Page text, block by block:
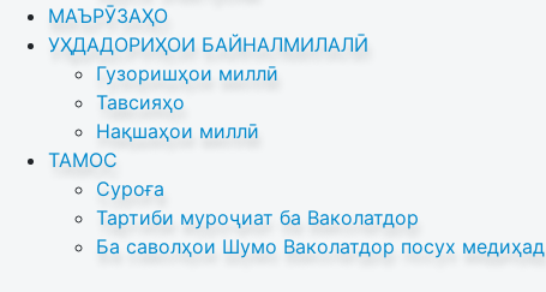
МАЪРӮЗАҲО
УҲДАДОРИҲОИ БАЙНАЛМИЛАЛӢ
Гузоришҳои миллӣ
Тавсияҳо
Нақшаҳои миллӣ
ТАМОС
Суроға
Тартиби муроҷиат ба Ваколатдор
Ба саволҳои Шумо Ваколатдор посух медиҳад